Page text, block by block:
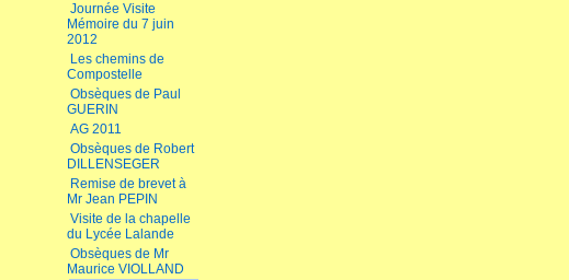
Journée Visite
Mémoire du 7 juin
2012
Les chemins de
Compostelle
Obsèques de Paul
GUERIN
AG 2011
Obsèques de Robert
DILLENSEGER
Remise de brevet à
Mr Jean PEPIN
Visite de la chapelle
du Lycée Lalande
Obsèques de Mr
Maurice VIOLLAND